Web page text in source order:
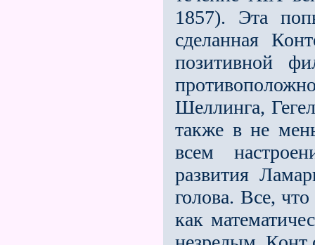
1857). Эта
сделанная
позитивной
Шеллинга,
также в не
всем
развития
голова. Все,
как